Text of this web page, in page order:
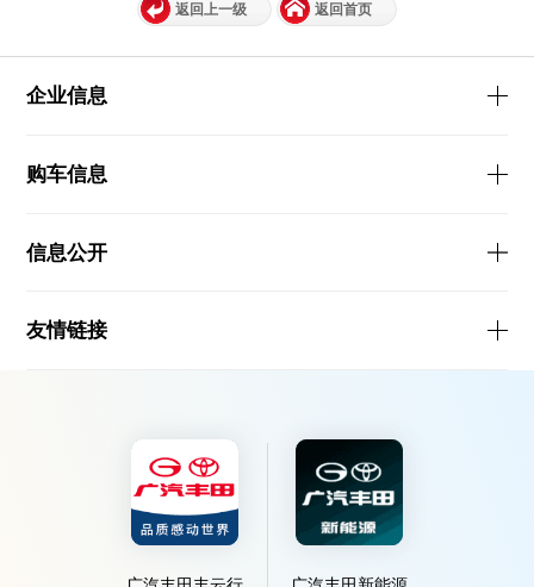
返回上一级 返回首页
企业信息
购车信息
信息公开
友情链接